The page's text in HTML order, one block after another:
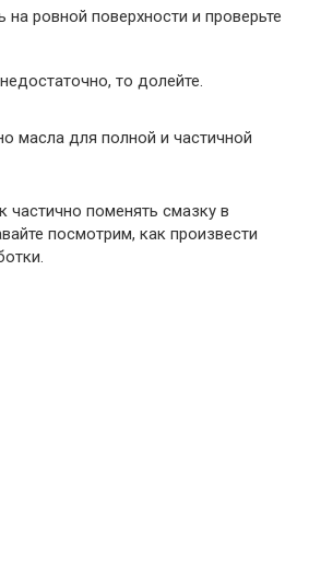
на ровной поверхности и проверьте
то долейте.
масла для полной и частичной
частично поменять смазку в
посмотрим, как произвести